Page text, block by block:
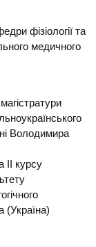
фізіології та
медичного
Володимира
IІ курсу
(Україна)